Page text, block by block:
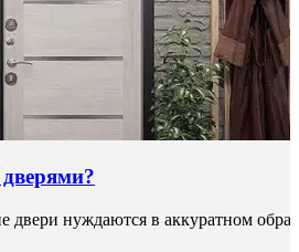
двери нуждаются в аккуратном